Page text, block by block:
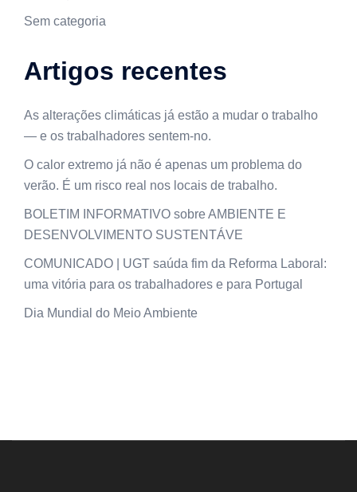
Sem categoria
Artigos recentes
As alterações climáticas já estão a mudar o trabalho
— e os trabalhadores sentem-no.
O calor extremo já não é apenas um problema do
verão. É um risco real nos locais de trabalho.
BOLETIM INFORMATIVO sobre AMBIENTE E
DESENVOLVIMENTO SUSTENTÁVE
COMUNICADO | UGT saúda fim da Reforma Laboral:
uma vitória para os trabalhadores e para Portugal
Dia Mundial do Meio Ambiente